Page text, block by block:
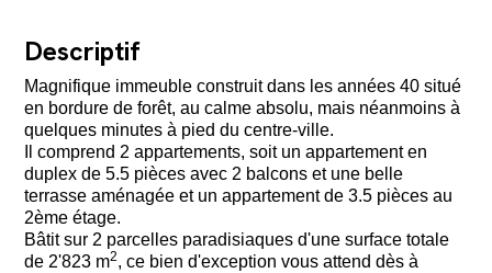
Descriptif
Magnifique immeuble construit dans les années 40 situé
en bordure de forêt, au calme absolu, mais néanmoins à
quelques minutes à pied du centre-ville.
Il comprend 2 appartements, soit un appartement en
duplex de 5.5 pièces avec 2 balcons et une belle
terrasse aménagée et un appartement de 3.5 pièces au
2ème étage.
Bâtit sur 2 parcelles paradisiaques d'une surface totale
de 2'823 m2, ce bien d'exception vous attend dès à